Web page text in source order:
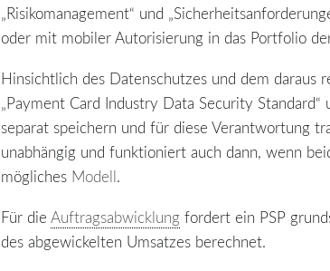
„Risikomanagement“ und
oder mit mobiler Autorisierung in das Portfolio
Hinsichtlich des Datenschutzes und dem daraus
„Payment Card Industry Data Security
separat speichern und für diese Verantwortung
unabhängig und funktioniert auch dann, wenn
mögliches Modell.
Für dieAuftragsabwicklung fordert ein PSP
des abgewickelten Umsatzes berechnet.